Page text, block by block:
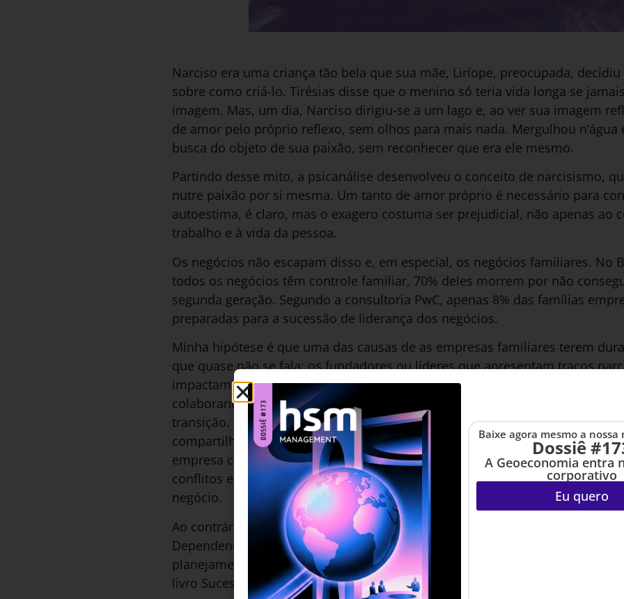
Narciso era uma criança tão bela que sua mãe, Liríope, preocupada,
sobre como criá-lo. Tirésias disse que o menino só teria vida longa se
imagem. Mas, um dia, Narciso dirigiu-se a um lago e, ao ver sua imagem
de amor pelo próprio reflexo, sem olhos para mais nada. Mergulhou n’água
busca do objeto de sua paixão, sem reconhecer que era ele mesmo.
Partindo desse mito, a psicanálise desenvolveu o conceito de narcisismo,
nutre paixão por si mesma. Um tanto de amor próprio é necessário para
autoestima, é claro, mas o exagero costuma ser prejudicial, não apenas ao
trabalho e à vida da pessoa.
Os negócios não escapam disso e, em especial, os negócios familiares. No
todos os negócios têm controle familiar, 70% deles morrem por não
segunda geração. Segundo a consultoria PwC, apenas 8% das famílias
preparadas para a sucessão de liderança dos negócios.
Minha hipótese é que uma das causas de as empresas familiares terem
que quase não se fala: os fundadores ou líderes que apresentam traços
impactam negativamente as relações entre os sócios familiares, dando
colaborando para a descontinuidade dos negócios e, consequentemente,
transição. Narcisistas não delegam poder, não valorizam a educação de
compartilham seus conhecimentos. Tais ações impactam negativamente
empresa como também as relações entre os membros familiares fora dela,
conflitos e desalinhamento entre os sócios e, assim, ameaçando a
negócio.
Ao contrário da autoestima, qualidade indispensável à liderança,
Dependendo do nível de narcisismo dos empreendedores familiares, a
planejamento sucessório ficam muito difíceis – às vezes, até impossíveis.
livro Sucessão ou morte da empresa familiar?.
Baixe agora mesmo a nossa
Dossiê
A Geoeconomia entra
corporativo
Eu quero